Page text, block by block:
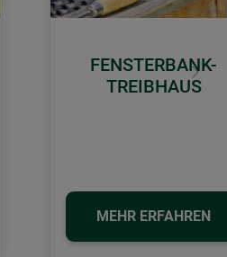
FENSTERBANK-
TREIBHAUS
MEHR ERFAHREN
Weiter